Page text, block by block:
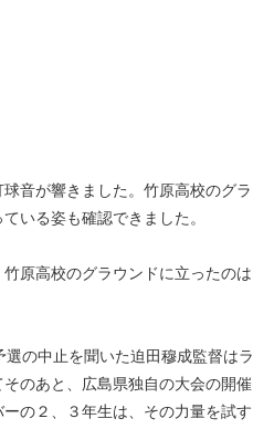
音が響きました。竹原高校のグラ
いる姿も確認できました。
原高校のグラウンドに立ったのは
の中止を聞いた迫田穆成監督はラ
のあと、広島県独自の大会の開催
の２、３年生は、その力量を試す